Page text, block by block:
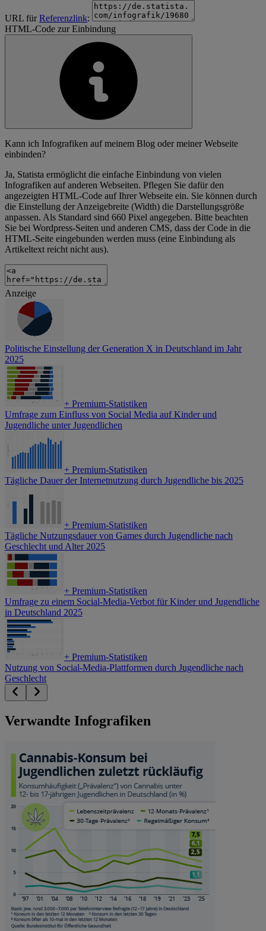
URL fürReferenzlink:
HTML-Code zur Einbindung
Kann ich Infografiken auf meinem Blog oder meiner Webseite
einbinden?
Ja, Statista ermöglicht die einfache Einbindung von vielen
Infografiken auf anderen Webseiten. Pflegen Sie dafür den
angezeigten HTML-Code auf Ihrer Webseite ein. Sie können durch
die Einstellung der Anzeigebreite (Width) die Darstellungsgröße
anpassen. Als Standard sind 660 Pixel angegeben. Bitte beachten
Sie bei Wordpress-Seiten und anderen CMS, dass der Code in die
HTML-Seite eingebunden werden muss (eine Einbindung als
Artikeltext reicht nicht aus).
Anzeige
Politische Einstellung der Generation X in Deutschland im Jahr
2025
+ Premium-Statistiken
Umfrage zum Einfluss von Social Media auf Kinder und
Jugendliche unter Jugendlichen
+ Premium-Statistiken
Tägliche Dauer der Internetnutzung durch Jugendliche bis 2025
+ Premium-Statistiken
Tägliche Nutzungsdauer von Games durch Jugendliche nach
Geschlecht und Alter 2025
+ Premium-Statistiken
Umfrage zu einem Social-Media-Verbot für Kinder und Jugendliche
in Deutschland 2025
+ Premium-Statistiken
Nutzung von Social-Media-Plattformen durch Jugendliche nach
Geschlecht
Verwandte Infografiken